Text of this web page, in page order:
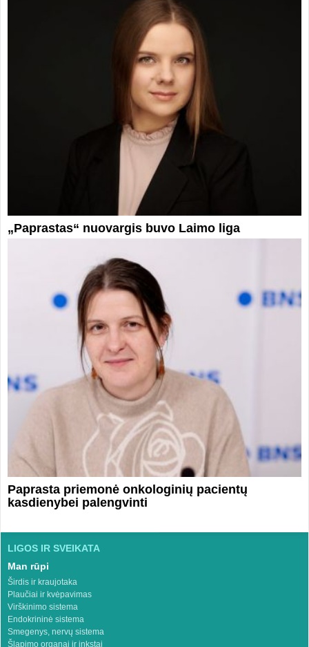
„Paprastas“ nuovargis buvo Laimo liga
Paprasta priemonė onkologinių pacientų
kasdienybei palengvinti
LIGOS IR SVEIKATA
Man rūpi
Širdis ir kraujotaka
Plaučiai ir kvėpavimas
Virškinimo sistema
Endokrininė sistema
Smegenys, nervų sistema
Šlapimo organai ir inkstai